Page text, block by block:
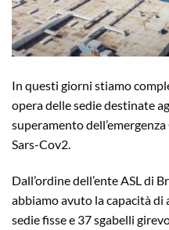
In questi giorni stiamo
opera delle sedie destinate
superamento
Sars-Cov2.
Dall’ordine dell’ente ASL di
abbiamo avuto la capacità di
sedie fisse e 37 sgabelli